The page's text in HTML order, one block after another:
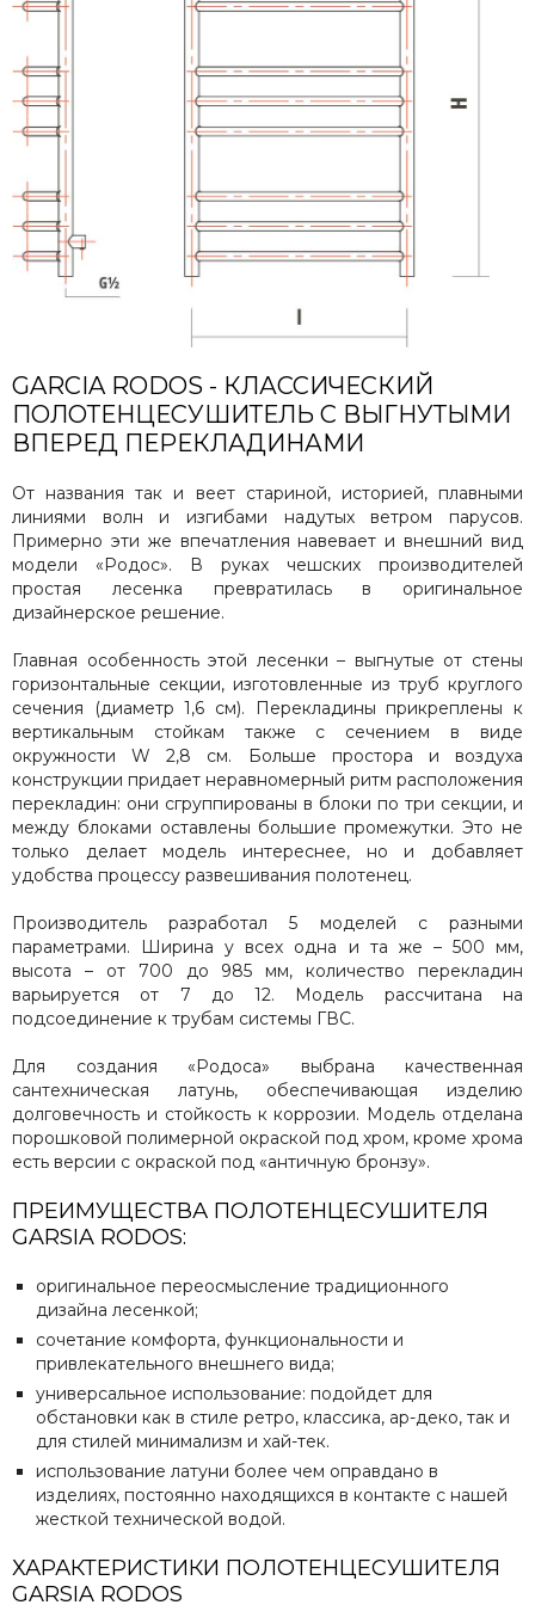
Сунержа
Secado
Solent
ArtofSpace
Keerol
Axxinot
Mini
Benetto
GARCIA RODOS - КЛАССИЧЕСКИЙ
ПОЛОТЕНЦЕСУШИТЕЛЬ С ВЫГНУТЫМИ
ВПЕРЕД ПЕРЕКЛАДИНАМИ
От названия так и веет стариной, историей, плавными
линиями волн и изгибами надутых ветром парусов.
Примерно эти же впечатления навевает и внешний вид
модели «Родос». В руках чешских производителей
простая лесенка превратилась в оригинальное
дизайнерское решение.
Главная особенность этой лесенки – выгнутые от стены
горизонтальные секции, изготовленные из труб круглого
сечения (диаметр 1,6 см). Перекладины прикреплены к
вертикальным стойкам также с сечением в виде
окружности W 2,8 см. Больше простора и воздуха
конструкции придает неравномерный ритм расположения
перекладин: они сгруппированы в блоки по три секции, и
между блоками оставлены большие промежутки. Это не
только делает модель интереснее, но и добавляет
удобства процессу развешивания полотенец.
Производитель разработал 5 моделей с разными
параметрами. Ширина у всех одна и та же – 500 мм,
высота – от 700 до 985 мм, количество перекладин
варьируется от 7 до 12. Модель рассчитана на
подсоединение к трубам системы ГВС.
Для создания «Родоса» выбрана качественная
сантехническая латунь, обеспечивающая изделию
долговечность и стойкость к коррозии. Модель отделана
порошковой полимерной окраской под хром, кроме хрома
есть версии с окраской под «античную бронзу».
ПРЕИМУЩЕСТВА ПОЛОТЕНЦЕСУШИТЕЛЯ
GARSIA RODOS:
оригинальное переосмысление традиционного
дизайна лесенкой;
сочетание комфорта, функциональности и
привлекательного внешнего вида;
универсальное использование: подойдет для
обстановки как в стиле ретро, классика, ар-деко, так и
для стилей минимализм и хай-тек.
использование латуни более чем оправдано в
изделиях, постоянно находящихся в контакте с нашей
жесткой технической водой.
ХАРАКТЕРИСТИКИ ПОЛОТЕНЦЕСУШИТЕЛЯ
GARSIA RODOS